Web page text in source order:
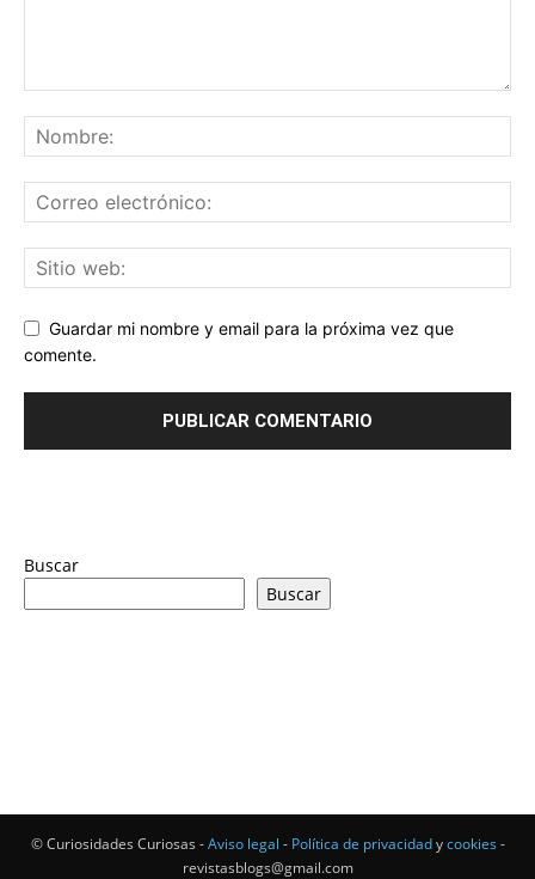
Guardar mi nombre y email para la próxima vez que
comente.
Buscar
Buscar
© Curiosidades Curiosas -Aviso legal - Política de privacidadycookies -
revistasblogs@gmail.com